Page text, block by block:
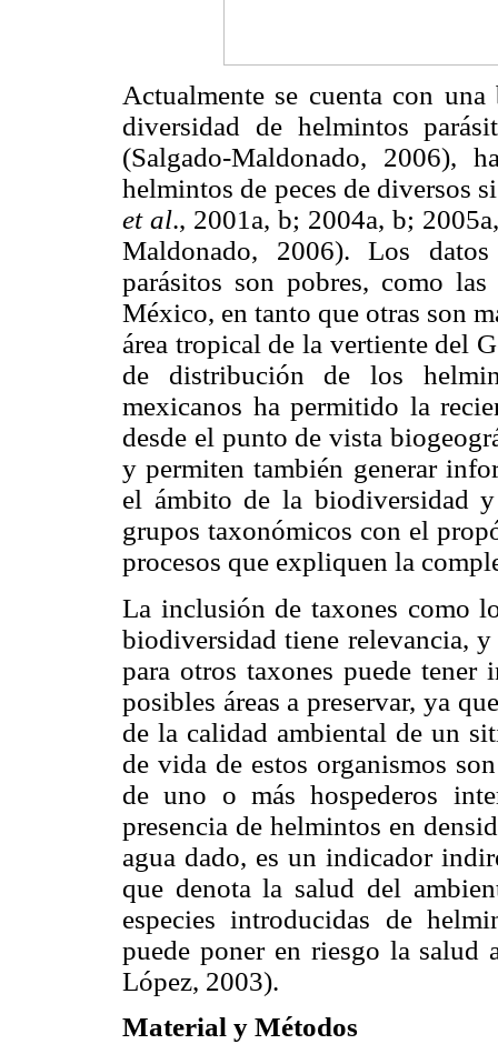
Actualmente se cuenta con
diversidad de helmintos
(Salgado-Maldonado, 2006),
helmintos de peces de diversos
et al., 2001a, b; 2004a, b;
Maldonado, 2006). Los
parásitos son pobres, como
México, en tanto que otras son
área tropical de la vertiente del
de distribución de los
mexicanos ha permitido la
desde el punto de vista
y permiten también generar
el ámbito de la biodiversidad
grupos taxonómicos con el
procesos que expliquen la
La inclusión de taxones como
biodiversidad tiene relevancia,
para otros taxones puede tener
posibles áreas a preservar, ya
de la calidad ambiental de un
de vida de estos organismos
de uno o más hospederos
presencia de helmintos en
agua dado, es un indicador
que denota la salud del
especies introducidas de
puede poner en riesgo la salud
López, 2003).
Material y Métodos